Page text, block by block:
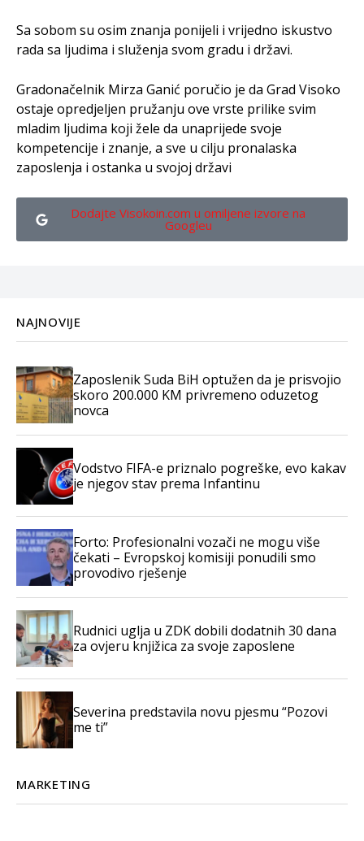
Sa sobom su osim znanja ponijeli i vrijedno iskustvo
rada sa ljudima i služenja svom gradu i državi.
Gradonačelnik Mirza Ganić poručio je da Grad Visoko
ostaje opredjeljen pružanju ove vrste prilike svim
mladim ljudima koji žele da unaprijede svoje
kompetencije i znanje, a sve u cilju pronalaska
zaposlenja i ostanka u svojoj državi
Dodajte Visokoin.com u omiljene izvore na
Googleu
NAJNOVIJE
Zaposlenik Suda BiH optužen da je prisvojio
skoro 200.000 KM privremeno oduzetog
novca
Vodstvo FIFA-e priznalo pogreške, evo kakav
je njegov stav prema Infantinu
Forto: Profesionalni vozači ne mogu više
čekati – Evropskoj komisiji ponudili smo
provodivo rješenje
Rudnici uglja u ZDK dobili dodatnih 30 dana
za ovjeru knjižica za svoje zaposlene
Severina predstavila novu pjesmu “Pozovi
me ti”
MARKETING